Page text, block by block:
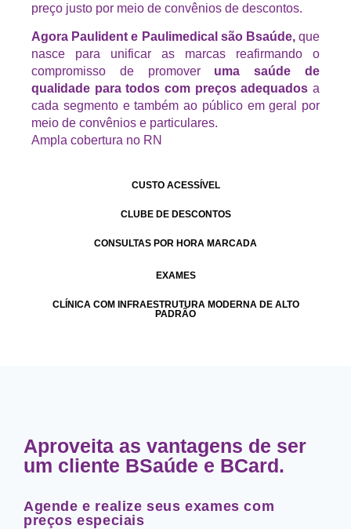
preço justo por meio de convênios de descontos.
Agora Paulident e Paulimedical são Bsaúde,que
nasce para unificar as marcas reafirmando o
compromisso de promover uma saúde de
qualidade para todos com preços adequados a
cada segmento e também ao público em geral por
meio de convênios e particulares.
Ampla cobertura no RN
CUSTO ACESSÍVEL
CLUBE DE DESCONTOS
CONSULTAS POR HORA MARCADA
EXAMES
CLÍNICA COM INFRAESTRUTURA MODERNA DE ALTO
PADRÃO
Aproveita as vantagens de ser
um cliente BSaúde e BCard.
Agende e realize seus exames com
preços especiais